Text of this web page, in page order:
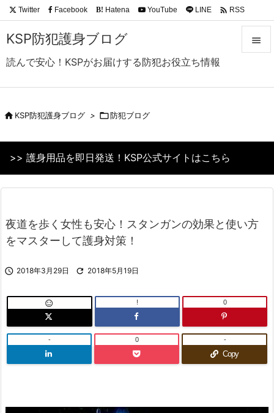
KSP防犯護身ブログ
読んで安心！KSPがお届けする防犯お役立ち情報

前へ
次へ
Twitter Facebook B! Hatena YouTube LINE  RSS
KSP防犯護身ブログ > 防犯ブログ
>> 護身用品を即日発送！KSP公式サイトはこちら
夜道を歩く女性も安心！スタンガンの効果と使い方
をマスターして護身対策！
 2018年3月29日  2018年5月19日
 ! 0
- 0
Copy
-